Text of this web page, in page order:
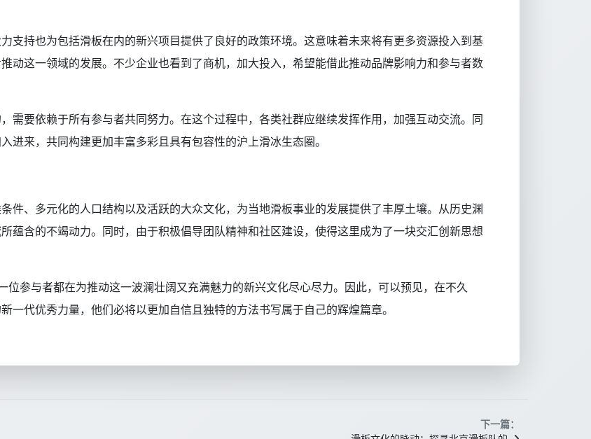
支持也为包括滑板在内的新兴项目提供了良好的政策环境。这意味着未来将有更多资源投入到基
动这一领域的发展。不少企业也看到了商机，加大投入，希望能借此推动品牌影响力和参与者数
需要依赖于所有参与者共同努力。在这个过程中，各类社群应继续发挥作用，加强互动交流。同
进来，共同构建更加丰富多彩且具有包容性的沪上滑冰生态圈。
件、多元化的人口结构以及活跃的大众文化，为当地滑板事业的发展提供了丰厚土壤。从历史渊
蕴含的不竭动力。同时，由于积极倡导团队精神和社区建设，使得这里成为了一块交汇创新思想
位参与者都在为推动这一波澜壮阔又充满魅力的新兴文化尽心尽力。因此，可以预见，在不久
一代优秀力量，他们必将以更加自信且独特的方法书写属于自己的辉煌篇章。
下一篇：